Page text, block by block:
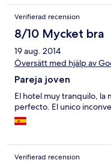
Verifierad recension
8/10 Mycket bra
19 aug. 2014
Översätt med hjälp av
Pareja joven
El hotel muy tranquilo, la
perfecto. El unico
Verifierad recension